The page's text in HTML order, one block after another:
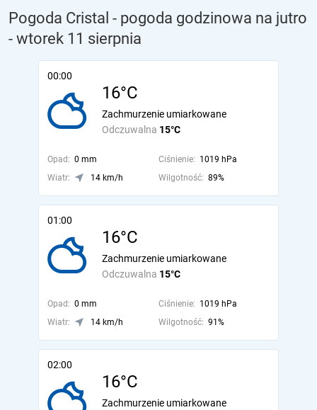
Pogoda Cristal - pogoda godzinowa na jutro
- wtorek 11 sierpnia
00:00
16°C
Odczuwalna 15°C
Zachmurzenie umiarkowane
Opad: 0 mm Ciśnienie: 1019 hPa
Wiatr:
14 km/h Wilgotność: 89%
01:00
16°C
Odczuwalna 15°C
Zachmurzenie umiarkowane
Opad: 0 mm Ciśnienie: 1019 hPa
Wiatr:
14 km/h Wilgotność: 91%
02:00
16°C
Zachmurzenie umiarkowane